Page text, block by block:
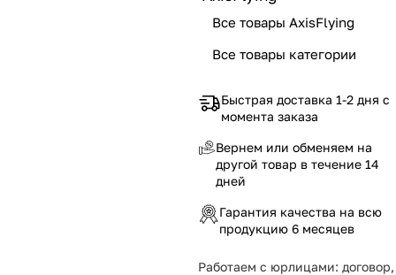
Все товары AxisFlying
Все товары категории
Быстрая доставка 1-2 дня с
момента заказа
Вернем или обменяем на
другой товар в течение 14
дней
Гарантия качества на всю
продукцию 6 месяцев
Работаем с юрлицами: договор,